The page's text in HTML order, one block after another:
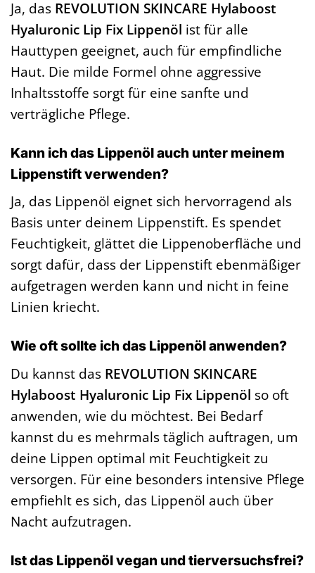
Ja, das REVOLUTION SKINCARE Hylaboost
Hyaluronic Lip Fix Lippenöl ist für alle
Hauttypen geeignet, auch für empfindliche
Haut. Die milde Formel ohne aggressive
Inhaltsstoffe sorgt für eine sanfte und
verträgliche Pflege.
Kann ich das Lippenöl auch unter meinem
Lippenstift verwenden?
Ja, das Lippenöl eignet sich hervorragend als
Basis unter deinem Lippenstift. Es spendet
Feuchtigkeit, glättet die Lippenoberfläche und
sorgt dafür, dass der Lippenstift ebenmäßiger
aufgetragen werden kann und nicht in feine
Linien kriecht.
Wie oft sollte ich das Lippenöl anwenden?
Du kannst das REVOLUTION SKINCARE
Hylaboost Hyaluronic Lip Fix Lippenöl so oft
anwenden, wie du möchtest. Bei Bedarf
kannst du es mehrmals täglich auftragen, um
deine Lippen optimal mit Feuchtigkeit zu
versorgen. Für eine besonders intensive Pflege
empfiehlt es sich, das Lippenöl auch über
Nacht aufzutragen.
Ist das Lippenöl vegan und tierversuchsfrei?